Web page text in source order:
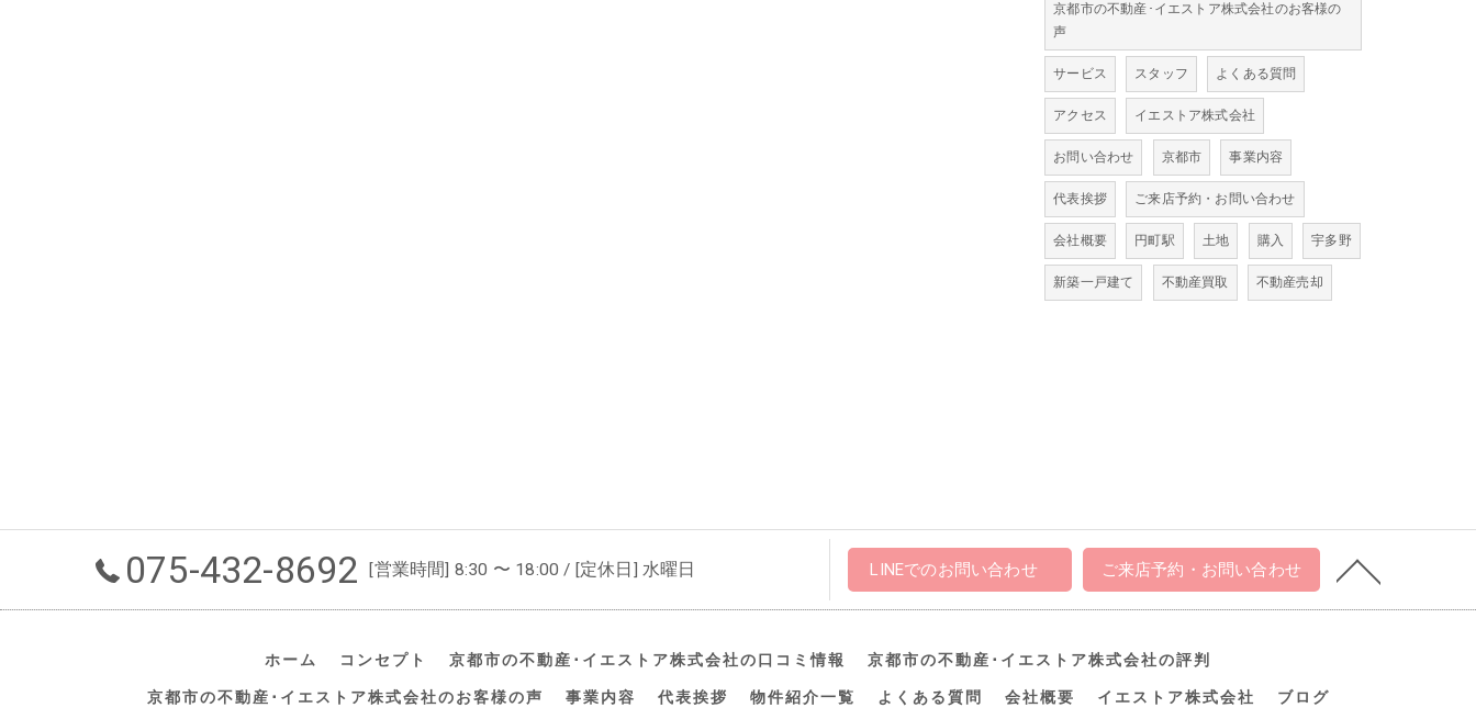
京都市の不動産･イエストア株式会社のお客様の
声
サービス スタッフ よくある質問
アクセス イエストア株式会社
お問い合わせ 京都市 事業内容
代表挨拶 ご来店予約・お問い合わせ
会社概要 円町駅 土地 購入 宇多野
新築一戸建て 不動産買取 不動産売却
075-432-8692 [営業時間] 8:30 〜 18:00 / [定休日] 水曜日 LINEでのお問い合わせ ご来店予約・お問い合わせ
ホーム コンセプト 京都市の不動産･イエストア株式会社の口コミ情報 京都市の不動産･イエストア株式会社の評判
京都市の不動産･イエストア株式会社のお客様の声 事業内容 代表挨拶 物件紹介一覧 よくある質問 会社概要 イエストア株式会社 ブログ